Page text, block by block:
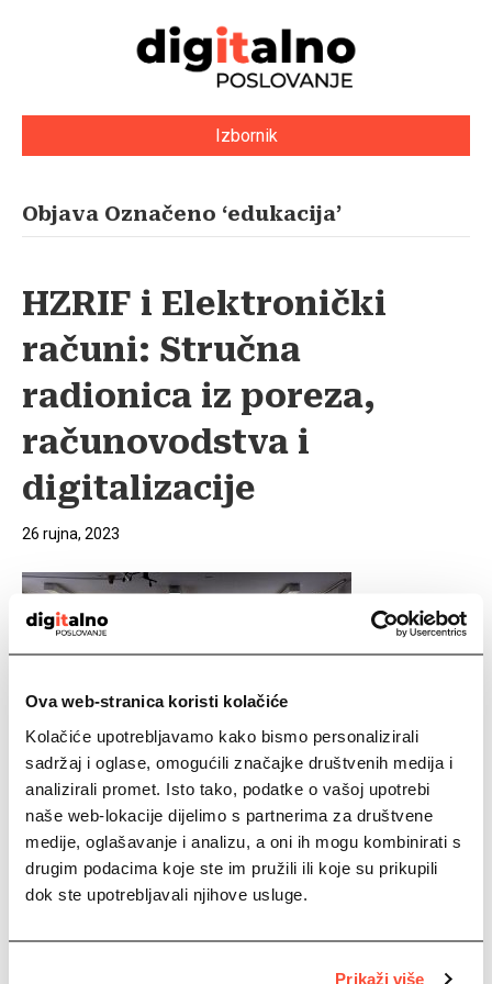
Ova web-stranica koristi kolačiće
Kolačiće upotrebljavamo kako bismo personalizirali
sadržaj i oglase, omogućili značajke društvenih medija i
analizirali promet. Isto tako, podatke o vašoj upotrebi
naše web-lokacije dijelimo s partnerima za društvene
medije, oglašavanje i analizu, a oni ih mogu kombinirati s
drugim podacima koje ste im pružili ili koje su prikupili
dok ste upotrebljavali njihove usluge.
Prikaži više
Izbornik
Objava Označeno ‘edukacija’
HZRIF i Elektronički
računi: Stručna
radionica iz poreza,
računovodstva i
digitalizacije
26 rujna, 2023
Aktualnosti iz područja poreza, računovodstva, financija i
digitalizacije naziv je radionice koju su zajednički organizirali
HZRIF i Elektronički računi. Otvorene su prijave za radionice i u
drugim hrvatskim gradovima. U dvorani Hrvatske zajednice
računovođa i financijskih djelatnika (HZRIF), na adresi Jakova
Gotovca 1/II, u utorak je održana prva radionica pod nazivom